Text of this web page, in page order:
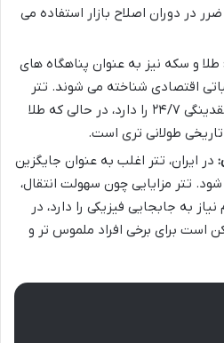
در دوران اصلاح بازار استفاده می
طلا و سکه نیز به عنوان پناهگاه های
اقتصادی شناخته می شوند. تتر
مزیت سهولت انتقال و نقدینگی ۲۴/۷ را دارد، در حالی که طلا
تاریخی طولانی تری است.
در ایران، تتر اغلب به عنوان جایگزین
تتر مزایایی چون سهولت انتقال،
به جابجایی فیزیکی را دارد، در
است برای برخی افراد ملموس تر و